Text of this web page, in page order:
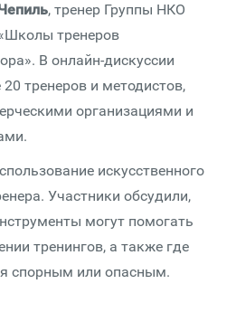
, тренер Группы НКО
тренеров
В онлайн-дискуссии
тренеров и методистов,
организациями и
искусственного
Участники обсудили,
могут помогать
тренингов, а также где
спорным или опасным.